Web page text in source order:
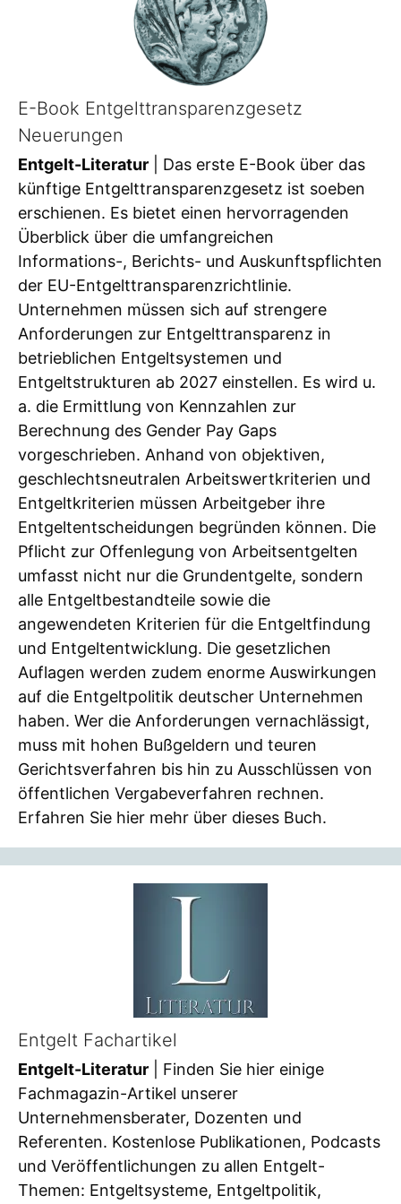
E-Book Entgelttransparenzgesetz
Neuerungen
Entgelt-Literatur | Das erste E-Book über das
künftige Entgelttransparenzgesetz ist soeben
erschienen. Es bietet einen hervorragenden
Überblick über die umfangreichen
Informations-, Berichts- und Auskunftspflichten
der EU-Entgelttransparenzrichtlinie.
Unternehmen müssen sich auf strengere
Anforderungen zur Entgelttransparenz in
betrieblichen Entgeltsystemen und
Entgeltstrukturen ab 2027 einstellen. Es wird u.
a. die Ermittlung von Kennzahlen zur
Berechnung des Gender Pay Gaps
vorgeschrieben. Anhand von objektiven,
geschlechtsneutralen Arbeitswertkriterien und
Entgeltkriterien müssen Arbeitgeber ihre
Entgeltentscheidungen begründen können. Die
Pflicht zur Offenlegung von Arbeitsentgelten
umfasst nicht nur die Grundentgelte, sondern
alle Entgeltbestandteile sowie die
angewendeten Kriterien für die Entgeltfindung
und Entgeltentwicklung. Die gesetzlichen
Auflagen werden zudem enorme Auswirkungen
auf die Entgeltpolitik deutscher Unternehmen
haben. Wer die Anforderungen vernachlässigt,
muss mit hohen Bußgeldern und teuren
Gerichtsverfahren bis hin zu Ausschlüssen von
öffentlichen Vergabeverfahren rechnen.
Erfahren Sie hier mehr über dieses Buch.
Entgelt Fachartikel
Entgelt-Literatur | Finden Sie hier einige
Fachmagazin-Artikel unserer
Unternehmensberater, Dozenten und
Referenten. Kostenlose Publikationen, Podcasts
und Veröffentlichungen zu allen Entgelt-
Themen: Entgeltsysteme, Entgeltpolitik,